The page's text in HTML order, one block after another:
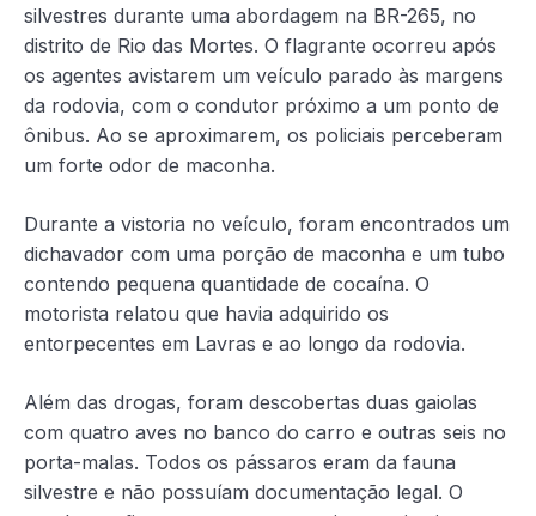
silvestres durante uma abordagem na BR-265, no
distrito de Rio das Mortes. O flagrante ocorreu após
os agentes avistarem um veículo parado às margens
da rodovia, com o condutor próximo a um ponto de
ônibus. Ao se aproximarem, os policiais perceberam
um forte odor de maconha.
Durante a vistoria no veículo, foram encontrados um
dichavador com uma porção de maconha e um tubo
contendo pequena quantidade de cocaína. O
motorista relatou que havia adquirido os
entorpecentes em Lavras e ao longo da rodovia.
Além das drogas, foram descobertas duas gaiolas
com quatro aves no banco do carro e outras seis no
porta-malas. Todos os pássaros eram da fauna
silvestre e não possuíam documentação legal. O